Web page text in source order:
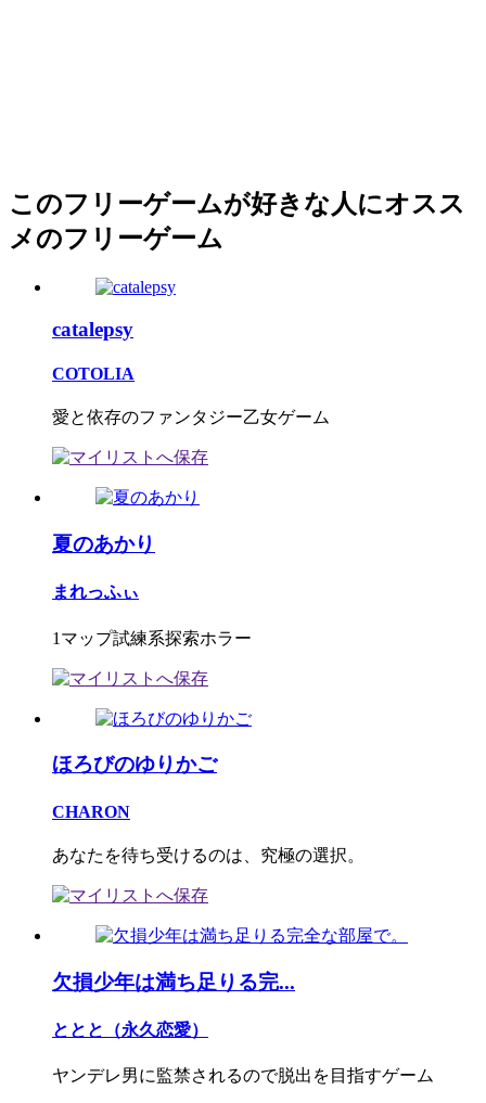
このフリーゲームが好きな人にオスス
メのフリーゲーム
catalepsy
COTOLIA
愛と依存のファンタジー乙女ゲーム
夏のあかり
まれっふぃ
1マップ試練系探索ホラー
ほろびのゆりかご
CHARON
あなたを待ち受けるのは、究極の選択。
欠損少年は満ち足りる完...
ととと（永久恋愛）
ヤンデレ男に監禁されるので脱出を目指すゲーム